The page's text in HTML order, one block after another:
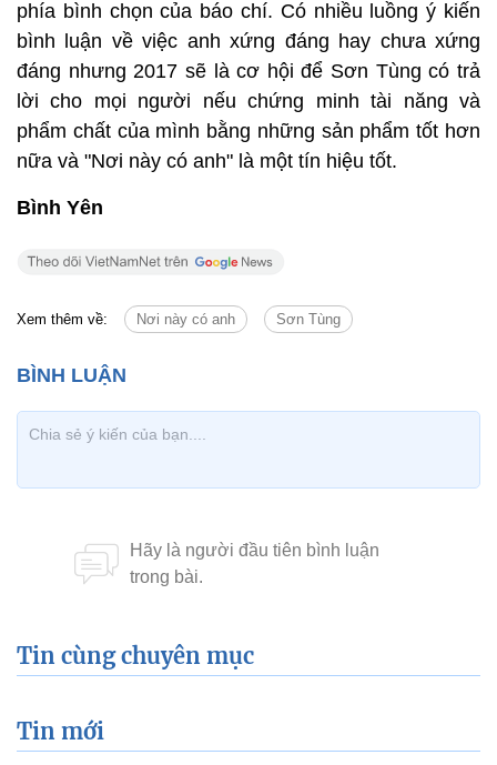
phía bình chọn của báo chí. Có nhiều luồng ý kiến
bình luận về việc anh xứng đáng hay chưa xứng
đáng nhưng 2017 sẽ là cơ hội để Sơn Tùng có trả
lời cho mọi người nếu chứng minh tài năng và
phẩm chất của mình bằng những sản phẩm tốt hơn
nữa và "Nơi này có anh" là một tín hiệu tốt.
Bình Yên
Xem thêm về: Nơi này có anh Sơn Tùng
Tin cùng chuyên mục
Tin mới